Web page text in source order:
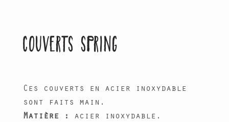
COUVERTS SPRING
Ces couverts en acier inoxydable
sont faits main.
Matière : acier inoxydable.